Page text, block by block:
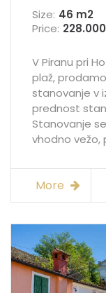
Size: 46 m2
Price:
V Piranu pri
plaž,
stanovanje v
prednost
Stanovanje
vhodno vežo,
More